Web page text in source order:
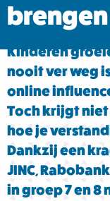
brengen
Kinderen
nooit ver weg
online
Toch krijgt
hoe je
Dankzij een
JINC,
in groep 7 en